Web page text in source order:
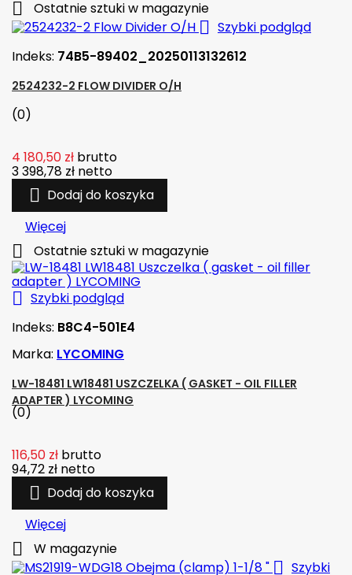
 Ostatnie sztuki w magazynie
 Szybki podgląd
Indeks: 74B5-89402_20250113132612
2524232-2 FLOW DIVIDER O/H
(0)
4 180,50 zł brutto
3 398,78 zł netto
 Dodaj do koszyka
Więcej
 Ostatnie sztuki w magazynie
 Szybki podgląd
Indeks: B8C4-501E4
Marka: LYCOMING
LW-18481 LW18481 USZCZELKA ( GASKET - OIL FILLER
ADAPTER ) LYCOMING
(0)
116,50 zł brutto
94,72 zł netto
 Dodaj do koszyka
Więcej
 W magazynie
 Szybki